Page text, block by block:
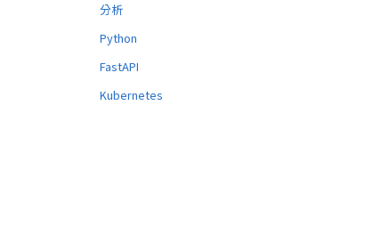
分析
Python
FastAPI
Kubernetes